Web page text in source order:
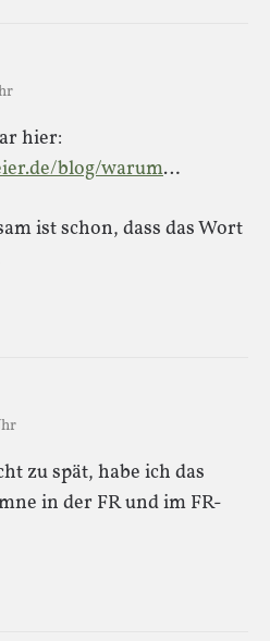
hier:
blog/warum…
ist schon, dass das Wort
zu spät, habe ich das
in der FR und im FR-